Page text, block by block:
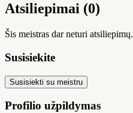
Atsiliepimai (0)
Šis meistras dar neturi atsiliepimų.
Susisiekite
Susisiekti su meistru
Profilio užpildymas